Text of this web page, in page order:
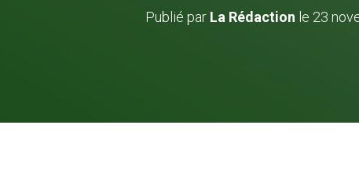
Publié par La Rédaction le 23